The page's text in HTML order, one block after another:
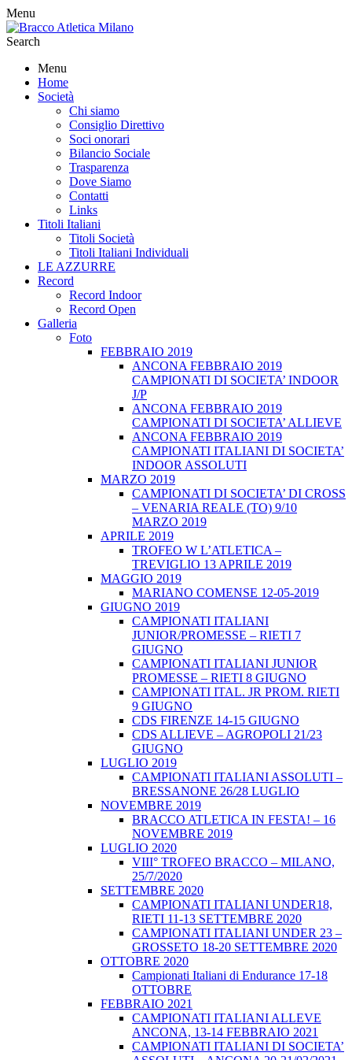
Menu
Search
Menu
Home
Società
Chi siamo
Consiglio Direttivo
Soci onorari
Bilancio Sociale
Trasparenza
Dove Siamo
Contatti
Links
Titoli Italiani
Titoli Società
Titoli Italiani Individuali
LE AZZURRE
Record
Record Indoor
Record Open
Galleria
Foto
FEBBRAIO 2019
ANCONA FEBBRAIO 2019
CAMPIONATI DI SOCIETA’ INDOOR
J/P
ANCONA FEBBRAIO 2019
CAMPIONATI DI SOCIETA’ ALLIEVE
ANCONA FEBBRAIO 2019
CAMPIONATI ITALIANI DI SOCIETA’
INDOOR ASSOLUTI
MARZO 2019
CAMPIONATI DI SOCIETA’ DI CROSS
– VENARIA REALE (TO) 9/10
MARZO 2019
APRILE 2019
TROFEO W L’ATLETICA –
TREVIGLIO 13 APRILE 2019
MAGGIO 2019
MARIANO COMENSE 12-05-2019
GIUGNO 2019
CAMPIONATI ITALIANI
JUNIOR/PROMESSE – RIETI 7
GIUGNO
CAMPIONATI ITALIANI JUNIOR
PROMESSE – RIETI 8 GIUGNO
CAMPIONATI ITAL. JR PROM. RIETI
9 GIUGNO
CDS FIRENZE 14-15 GIUGNO
CDS ALLIEVE – AGROPOLI 21/23
GIUGNO
LUGLIO 2019
CAMPIONATI ITALIANI ASSOLUTI –
BRESSANONE 26/28 LUGLIO
NOVEMBRE 2019
BRACCO ATLETICA IN FESTA! – 16
NOVEMBRE 2019
LUGLIO 2020
VIII° TROFEO BRACCO – MILANO,
25/7/2020
SETTEMBRE 2020
CAMPIONATI ITALIANI UNDER18,
RIETI 11-13 SETTEMBRE 2020
CAMPIONATI ITALIANI UNDER 23 –
GROSSETO 18-20 SETTEMBRE 2020
OTTOBRE 2020
Campionati Italiani di Endurance 17-18
OTTOBRE
FEBBRAIO 2021
CAMPIONATI ITALIANI ALLEVE
ANCONA, 13-14 FEBBRAIO 2021
CAMPIONATI ITALIANI DI SOCIETA’